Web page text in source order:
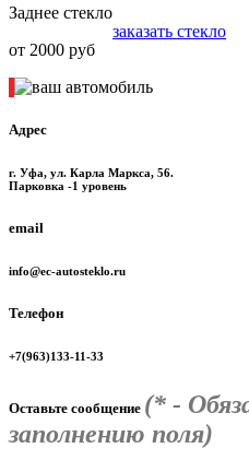
Заднее стекло
от 2000 руб
заказать стекло
Адрес
г. Уфа, ул. Карла Маркса, 56.
Парковка -1 уровень
email
info@ec-autosteklo.ru
Телефон
+7(963)133-11-33
Оставьте сообщение (* -
заполнению поля)